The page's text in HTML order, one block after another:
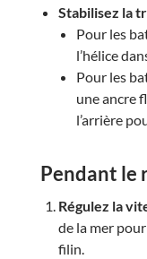
Stabilisez la
Pour les
l’hélice
Pour les
une ancre
l’arrière
Pendant le
Régulez la
de la mer
filin.